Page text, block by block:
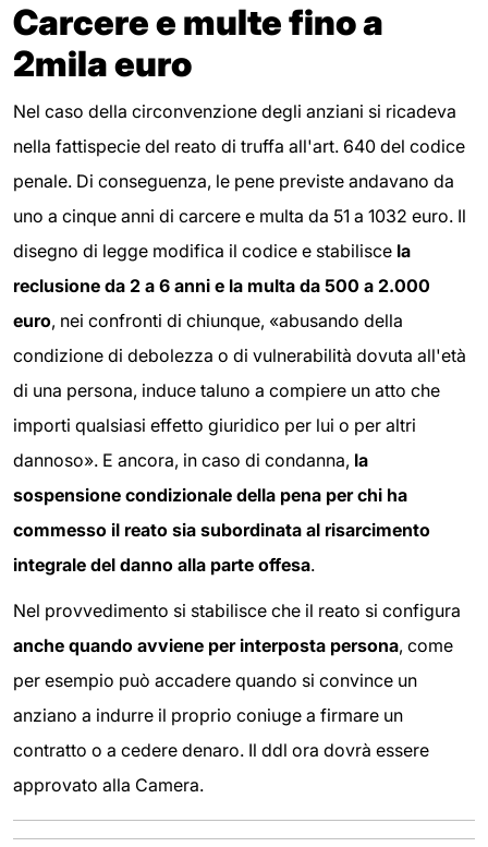
Carcere e multe fino a
2mila euro
Nel caso della circonvenzione degli anziani si ricadeva
nella fattispecie del reato di truffa all'art. 640 del codice
penale. Di conseguenza, le pene previste andavano da
uno a cinque anni di carcere e multa da 51 a 1032 euro. Il
disegno di legge modifica il codice e stabilisce la
reclusione da 2 a 6 anni e la multa da 500 a 2.000
euro, nei confronti di chiunque, «abusando della
condizione di debolezza o di vulnerabilità dovuta all'età
di una persona, induce taluno a compiere un atto che
importi qualsiasi effetto giuridico per lui o per altri
dannoso». E ancora, in caso di condanna, la
sospensione condizionale della pena per chi ha
commesso il reato sia subordinata al risarcimento
integrale del danno alla parte offesa.
Nel provvedimento si stabilisce che il reato si configura
anche quando avviene per interposta persona, come
per esempio può accadere quando si convince un
anziano a indurre il proprio coniuge a firmare un
contratto o a cedere denaro. Il ddl ora dovrà essere
approvato alla Camera.